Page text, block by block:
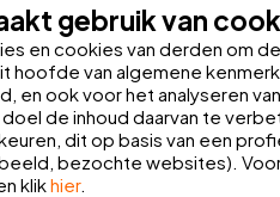
gebruik van
en cookies van derden om
hoofde van algemene
en ook voor het analyseren
de inhoud daarvan te
dit op basis van een
bezochte websites).
klikhier.